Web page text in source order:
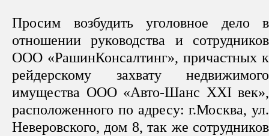
Просим возбудить уголовное дело в
отношении руководства и сотрудников
ООО «РашинКонсалтинг», причастных к
рейдерскому захвату недвижимого
имущества ООО «Авто-Шанс XXIвек»,
расположенного по адресу: г.Москва, ул.
Неверовского, дом 8, так же сотрудников